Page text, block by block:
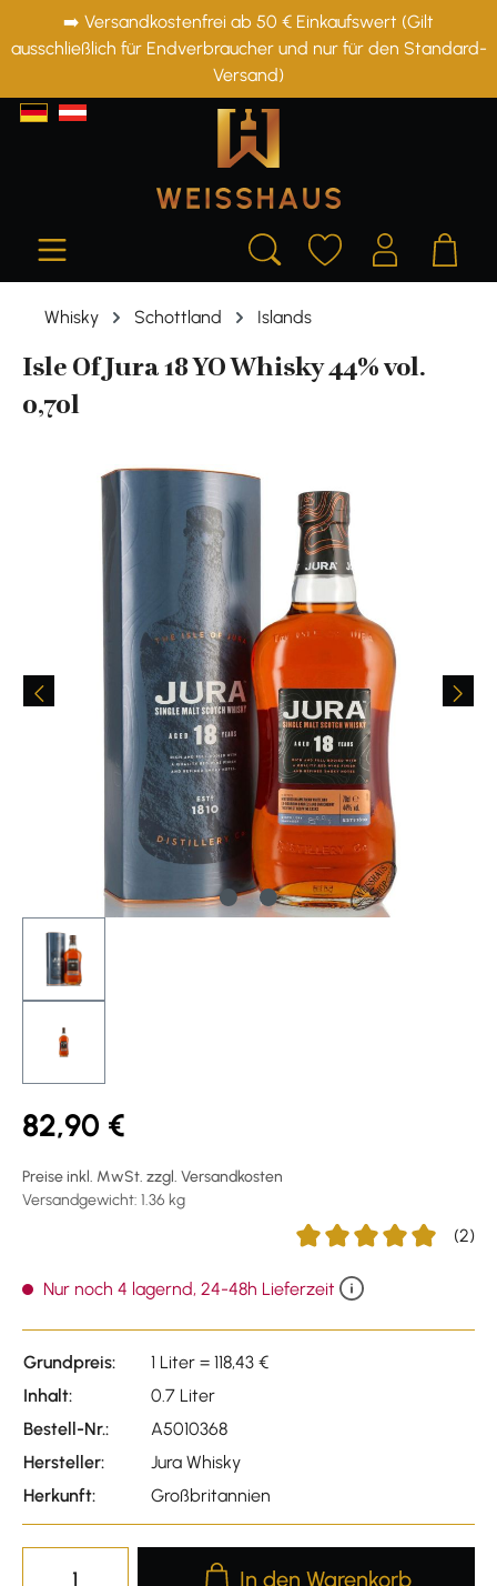
springen
➡️ Versandkostenfrei ab 50 € Einkaufswert (Gilt
ausschließlich für Endverbraucher und nur für den Standard-
Versand)
Whisky Schottland Islands
Isle Of Jura 18 YO Whisky 44% vol.
0,70l
Bildergalerie überspringen
82,90 €
Preise inkl. MwSt. zzgl. Versandkosten
Versandgewicht: 1.36 kg
(2)
Nur noch 4 lagernd, 24-48h Lieferzeit
Grundpreis:
1 Liter = 118,43 €
Inhalt:
0.7 Liter
Bestell-Nr.:
A5010368
Hersteller:
Jura Whisky
Herkunft:
Großbritannien
Produkt Anzahl: Gib den
In den Warenkorb